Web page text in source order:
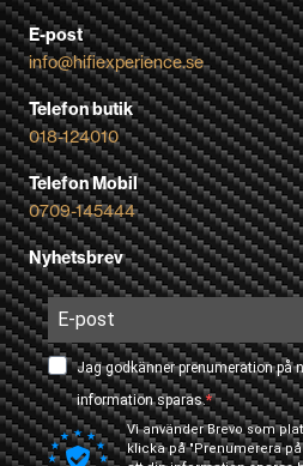
E-post
info@hifiexperience.se
Telefon butik
018-124010
Telefon Mobil
0709-145444
Nyhetsbrev
Jag godkänner prenumeration på
information sparas.
Vi använder Brevo som
klicka på "Prenumerera